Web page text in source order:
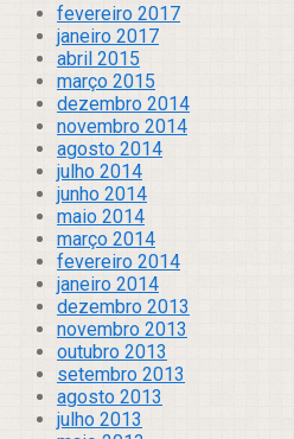
fevereiro 2017
janeiro 2017
abril 2015
março 2015
dezembro 2014
novembro 2014
agosto 2014
julho 2014
junho 2014
maio 2014
março 2014
fevereiro 2014
janeiro 2014
dezembro 2013
novembro 2013
outubro 2013
setembro 2013
agosto 2013
julho 2013